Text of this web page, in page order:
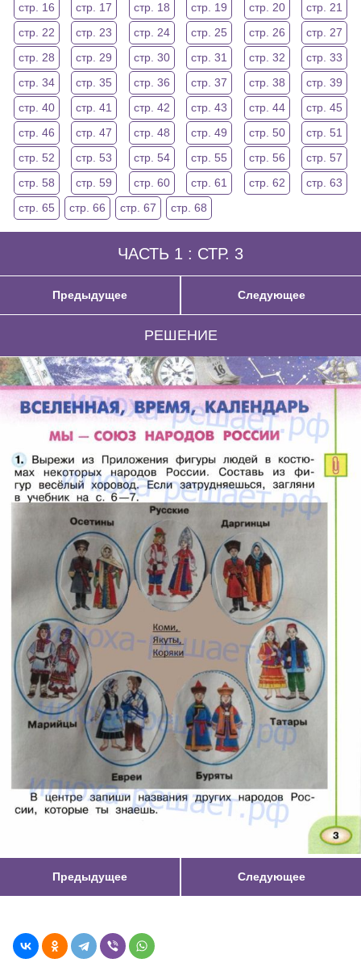
стр. 16
стр. 17 стр. 18 стр. 19 стр. 20
стр. 21
стр. 22
стр. 23 стр. 24 стр. 25 стр. 26
стр. 27
стр. 28
стр. 29 стр. 30 стр. 31 стр. 32
стр. 33
стр. 34
стр. 35 стр. 36 стр. 37 стр. 38
стр. 39
стр. 40
стр. 41 стр. 42 стр. 43 стр. 44
стр. 45
стр. 46
стр. 47 стр. 48 стр. 49 стр. 50
стр. 51
стр. 52
стр. 53 стр. 54 стр. 55 стр. 56
стр. 57
стр. 58
стр. 59 стр. 60 стр. 61 стр. 62
стр. 63
стр. 65
стр. 66 стр. 67 стр. 68
ЧАСТЬ 1 : СТР. 3
Предыдущее Следующее
РЕШЕНИЕ
Предыдущее Следующее